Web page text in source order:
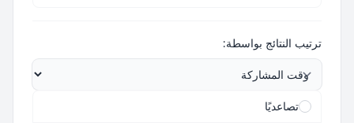
ترتيب النتائج بواسطة:
تصاعديًا